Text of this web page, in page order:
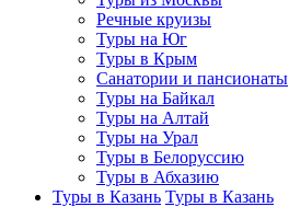
Речные круизы
Туры на Юг
Туры в Крым
Санатории и пансионаты
Туры на Байкал
Туры на Алтай
Туры на Урал
Туры в Белоруссию
Туры в Абхазию
Туры в Казань Туры в Казань